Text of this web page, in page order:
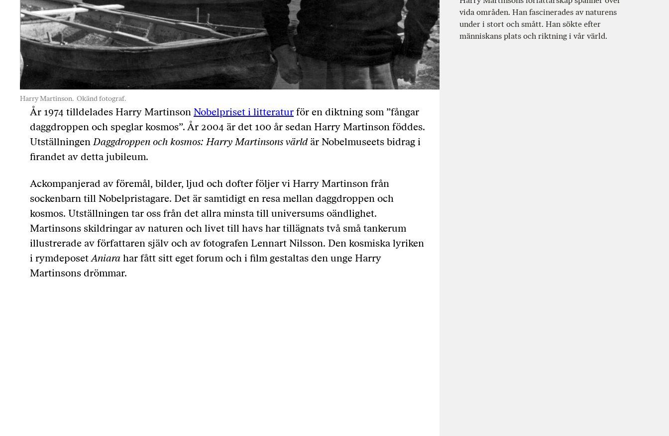
vida områden. Han fascinerades av naturens
under i stort och smått. Han sökte efter
människans plats och riktning i vår värld.
Harry Martinson. Okänd fotograf.
År 1974 tilldelades Harry Martinson Nobelpriset i litteraturför en diktning som ”fångar
daggdroppen och speglar kosmos”. År 2004 är det 100 år sedan Harry Martinson föddes.
Utställningen Daggdroppen och kosmos: Harry Martinsons världär Nobelmuseets bidrag i
firandet av detta jubileum.
Ackompanjerad av föremål, bilder, ljud och dofter följer vi Harry Martinson från
sockenbarn till Nobelpristagare. Det är samtidigt en resa mellan daggdroppen och
kosmos. Utställningen tar oss från det allra minsta till universums oändlighet.
Martinsons skildringar av naturen och livet till havs har tillägnats två små tankerum
illustrerade av författaren själv och av fotografen Lennart Nilsson. Den kosmiska lyriken
i rymdeposetAniarahar fått sitt eget forum och i film gestaltas den unge Harry
Martinsons drömmar.